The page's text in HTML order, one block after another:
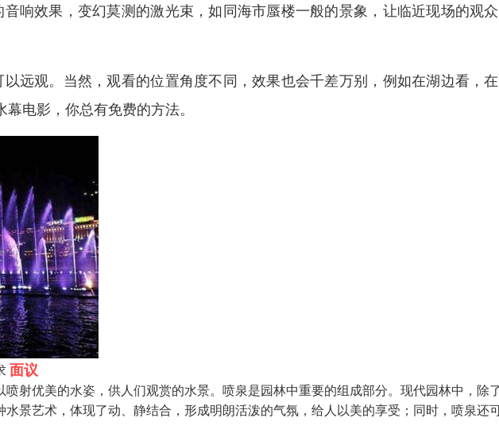
响效果，变幻莫测的激光束，如同海市蜃楼一般的景象，让临近现场的观
远观。当然，观看的位置角度不同，效果也会千差万别，例如在湖边看，
电影，你总有免费的方法。
面议
射优美的水姿，供人们观赏的水景。喷泉是园林中重要的组成部分。现代园林中，除
景艺术，体现了动、静结合，形成明朗活泼的气氛，给人以美的享受；同时，喷泉还